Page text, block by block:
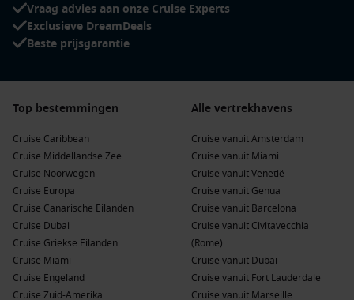
Vraag advies aan onze Cruise Experts
Exclusieve DreamDeals
Beste prijsgarantie
Top bestemmingen
Cruise Caribbean
Cruise Middellandse Zee
Cruise Noorwegen
Cruise Europa
Cruise Canarische Eilanden
Cruise Dubai
Cruise Griekse Eilanden
Cruise Miami
Cruise Engeland
Cruise Zuid-Amerika
Alle vertrekhavens
Cruise vanuit Amsterdam
Cruise vanuit Miami
Cruise vanuit Venetië
Cruise vanuit Genua
Cruise vanuit Barcelona
Cruise vanuit Civitavecchia
(Rome)
Cruise vanuit Dubai
Cruise vanuit Fort Lauderdale
Cruise vanuit Marseille